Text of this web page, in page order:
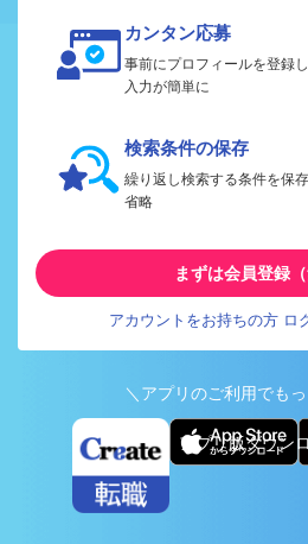
カンタン応募
事前にプロフィールを登録
入力が簡単に
検索条件の保存
繰り返し検索する条件を保
省略
まずは会員登録（
アカウントをお持ちの方 ロ
＼アプリのご利用でも
アプリ版ダウン